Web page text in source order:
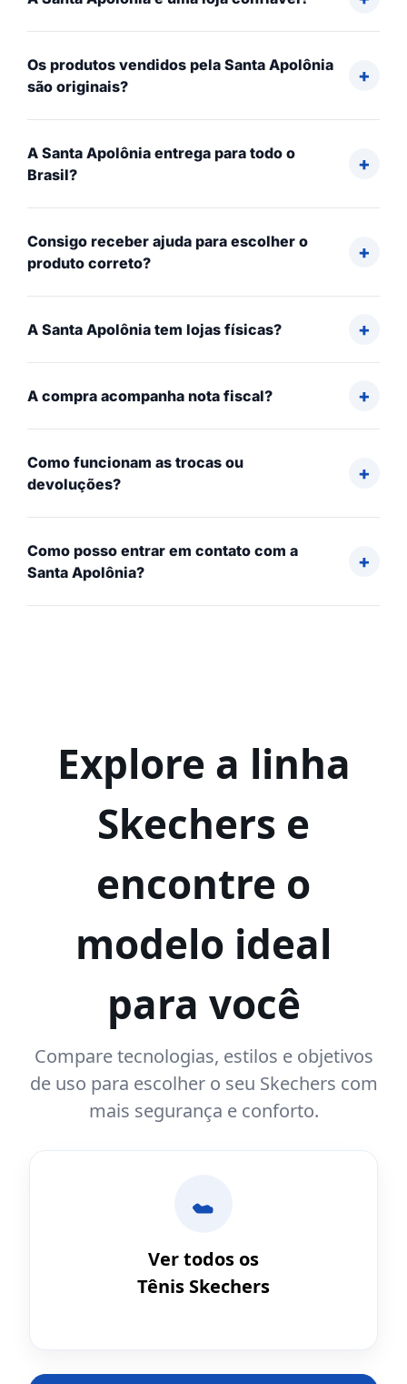
Os produtos vendidos pela Santa Apolônia
são originais?
A Santa Apolônia entrega para todo o
Brasil?
Consigo receber ajuda para escolher o
produto correto?
A Santa Apolônia tem lojas físicas?
A compra acompanha nota fiscal?
Como funcionam as trocas ou
devoluções?
Como posso entrar em contato com a
Santa Apolônia?
Explore a linha
Skechers e
encontre o
modelo ideal
para você
Compare tecnologias, estilos e objetivos
de uso para escolher o seu Skechers com
mais segurança e conforto.
Ver todos os
Tênis Skechers